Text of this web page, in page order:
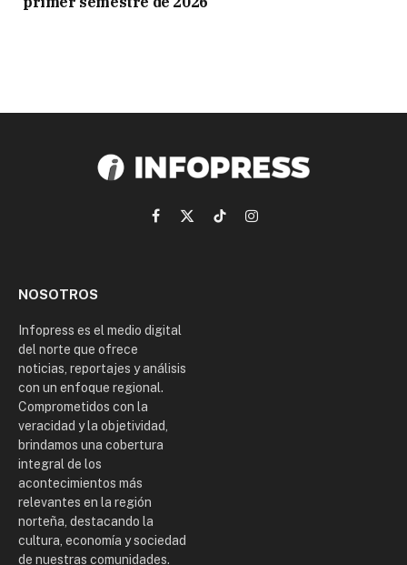
Facebook
X
TikTokInstagram
NOSOTROS
Infopress es el medio digital
del norte que ofrece
noticias, reportajes y análisis
con un enfoque regional.
Comprometidos con la
veracidad y la objetividad,
brindamos una cobertura
integral de los
acontecimientos más
relevantes en la región
norteña, destacando la
cultura, economía y sociedad
de nuestras comunidades.